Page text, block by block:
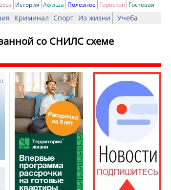
История Афиша Полезное Гороскоп Гостевая
Криминал Спорт Из жизни Учеба
со СНИЛС схеме
Печать